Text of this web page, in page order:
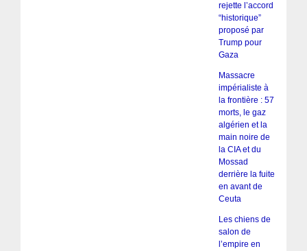
rejette l’accord
“historique”
proposé par
Trump pour
Gaza
Massacre
impérialiste à
la frontière : 57
morts, le gaz
algérien et la
main noire de
la CIA et du
Mossad
derrière la fuite
en avant de
Ceuta
Les chiens de
salon de
l’empire en